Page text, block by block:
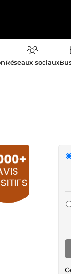
Réseaux sociaux